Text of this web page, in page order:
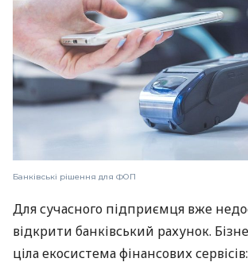
Банківські рішення для ФОП
Для сучасного підприємця вже
відкрити банківський рахунок.
ціла екосистема фінансових